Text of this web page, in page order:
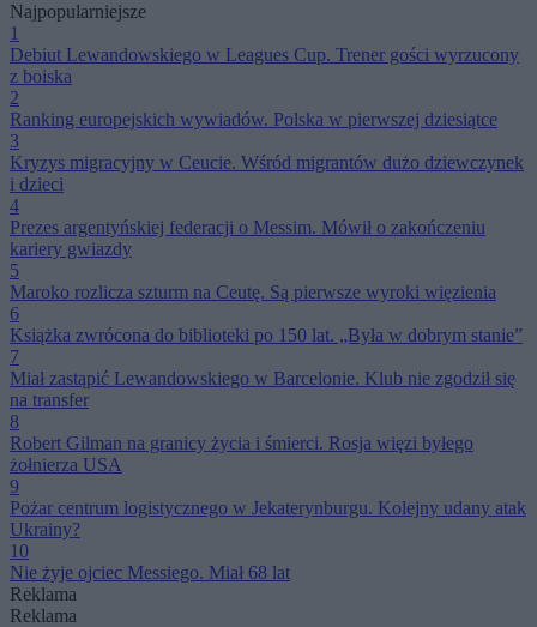
Najpopularniejsze
1
Debiut Lewandowskiego w Leagues Cup. Trener gości wyrzucony
z boiska
2
Ranking europejskich wywiadów. Polska w pierwszej dziesiątce
3
Kryzys migracyjny w Ceucie. Wśród migrantów dużo dziewczynek
i dzieci
4
Prezes argentyńskiej federacji o Messim. Mówił o zakończeniu
kariery gwiazdy
5
Maroko rozlicza szturm na Ceutę. Są pierwsze wyroki więzienia
6
Książka zwrócona do biblioteki po 150 lat. „Była w dobrym stanie”
7
Miał zastąpić Lewandowskiego w Barcelonie. Klub nie zgodził się
na transfer
8
Robert Gilman na granicy życia i śmierci. Rosja więzi byłego
żołnierza USA
9
Pożar centrum logistycznego w Jekaterynburgu. Kolejny udany atak
Ukrainy?
10
Nie żyje ojciec Messiego. Miał 68 lat
Reklama
Reklama